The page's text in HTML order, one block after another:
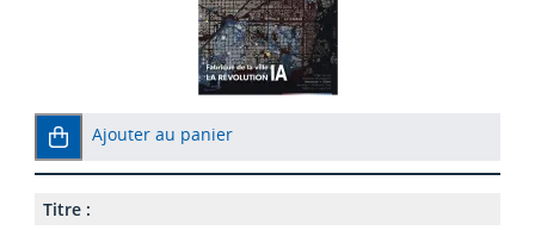
Ajouter au panier
Titre :